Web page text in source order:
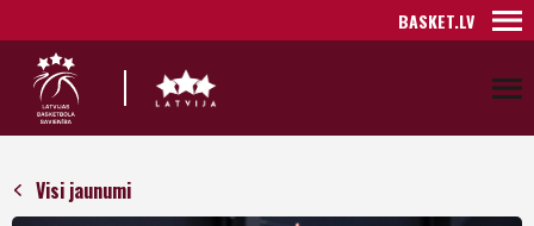
BASKET.LV
Visi jaunumi